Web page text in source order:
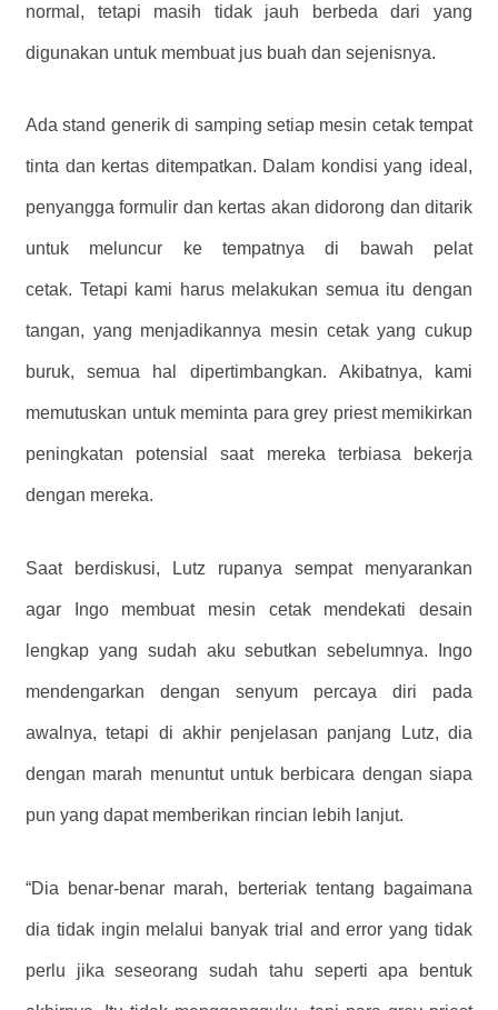
normal, tetapi masih tidak jauh berbeda dari yang
digunakan untuk membuat jus buah dan sejenisnya.
Ada stand generik di samping setiap mesin cetak tempat
tinta dan kertas ditempatkan. Dalam kondisi yang ideal,
penyangga formulir dan kertas akan didorong dan ditarik
untuk meluncur ke tempatnya di bawah pelat
cetak. Tetapi kami harus melakukan semua itu dengan
tangan, yang menjadikannya mesin cetak yang cukup
buruk, semua hal dipertimbangkan. Akibatnya, kami
memutuskan untuk meminta para grey priest memikirkan
peningkatan potensial saat mereka terbiasa bekerja
dengan mereka.
Saat berdiskusi, Lutz rupanya sempat menyarankan
agar Ingo membuat mesin cetak mendekati desain
lengkap yang sudah aku sebutkan sebelumnya. Ingo
mendengarkan dengan senyum percaya diri pada
awalnya, tetapi di akhir penjelasan panjang Lutz, dia
dengan marah menuntut untuk berbicara dengan siapa
pun yang dapat memberikan rincian lebih lanjut.
“Dia benar-benar marah, berteriak tentang bagaimana
dia tidak ingin melalui banyak trial and error yang tidak
perlu jika seseorang sudah tahu seperti apa bentuk